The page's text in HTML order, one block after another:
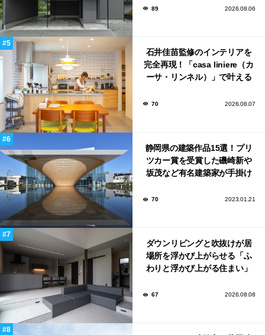
89 2026.08.06
石井佳苗監修のインテリアを
完全再現！「casa liniere（カ
ーサ・リンネル）」で叶える
70 2026.08.07
静岡県の建築作品15選！プリ
ツカー賞を受賞した磯崎新や
坂茂など有名建築家が手掛け
70 2023.01.21
ダウンリビングと吹抜けが居
場所を浮かび上がらせる「ふ
わりと浮かび上がる住まい」
67 2026.08.08